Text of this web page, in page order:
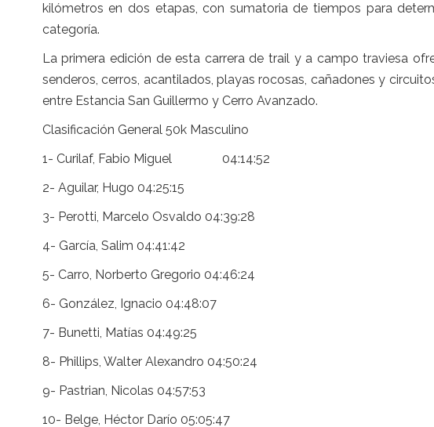
kilómetros en dos etapas, con sumatoria de tiempos para
categoría.
La primera edición de esta carrera de trail y a campo traviesa
senderos, cerros, acantilados, playas rocosas, cañadones y
entre Estancia San Guillermo y Cerro Avanzado.
Clasificación General 50k Masculino
1- Curilaf, Fabio Miguel 04:14:52
2- Aguilar, Hugo 04:25:15
3- Perotti, Marcelo Osvaldo 04:39:28
4- García, Salim 04:41:42
5- Carro, Norberto Gregorio 04:46:24
6- González, Ignacio 04:48:07
7- Bunetti, Matías 04:49:25
8- Phillips, Walter Alexandro 04:50:24
9- Pastrian, Nicolas 04:57:53
10- Belge, Héctor Darío 05:05:47